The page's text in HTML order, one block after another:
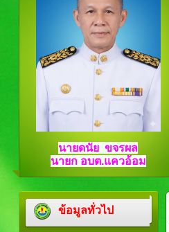
นายดนัย ขจรผล
นายก อบต.แควอ้อม
ข้อมูลทั่วไป